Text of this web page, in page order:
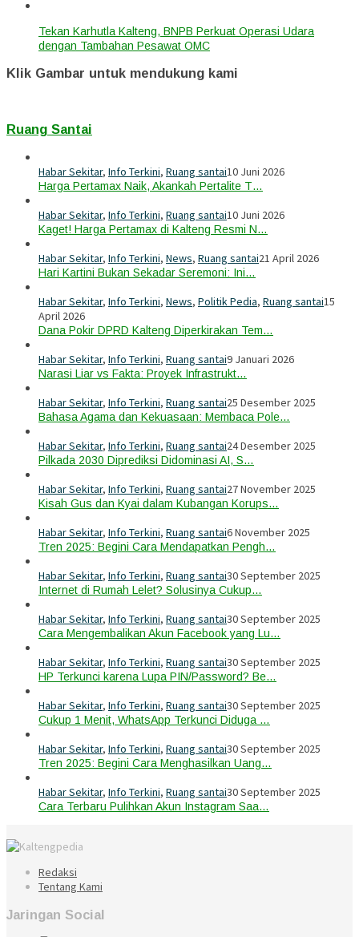
Tekan Karhutla Kalteng, BNPB Perkuat Operasi Udara
dengan Tambahan Pesawat OMC
Klik Gambar untuk mendukung kami
Ruang Santai
Habar Sekitar, Info Terkini, Ruang santai10 Juni 2026
Harga Pertamax Naik, Akankah Pertalite T…
Habar Sekitar, Info Terkini, Ruang santai10 Juni 2026
Kaget! Harga Pertamax di Kalteng Resmi N…
Habar Sekitar, Info Terkini, News, Ruang santai21 April 2026
Hari Kartini Bukan Sekadar Seremoni: Ini…
Habar Sekitar, Info Terkini, News, Politik Pedia, Ruang santai15
April 2026
Dana Pokir DPRD Kalteng Diperkirakan Tem…
Habar Sekitar, Info Terkini, Ruang santai9 Januari 2026
Narasi Liar vs Fakta: Proyek Infrastrukt…
Habar Sekitar, Info Terkini, Ruang santai25 Desember 2025
Bahasa Agama dan Kekuasaan: Membaca Pole…
Habar Sekitar, Info Terkini, Ruang santai24 Desember 2025
Pilkada 2030 Diprediksi Didominasi AI, S…
Habar Sekitar, Info Terkini, Ruang santai27 November 2025
Kisah Gus dan Kyai dalam Kubangan Korups…
Habar Sekitar, Info Terkini, Ruang santai6 November 2025
Tren 2025: Begini Cara Mendapatkan Pengh…
Habar Sekitar, Info Terkini, Ruang santai30 September 2025
Internet di Rumah Lelet? Solusinya Cukup…
Habar Sekitar, Info Terkini, Ruang santai30 September 2025
Cara Mengembalikan Akun Facebook yang Lu…
Habar Sekitar, Info Terkini, Ruang santai30 September 2025
HP Terkunci karena Lupa PIN/Password? Be…
Habar Sekitar, Info Terkini, Ruang santai30 September 2025
Cukup 1 Menit, WhatsApp Terkunci Diduga …
Habar Sekitar, Info Terkini, Ruang santai30 September 2025
Tren 2025: Begini Cara Menghasilkan Uang…
Habar Sekitar, Info Terkini, Ruang santai30 September 2025
Cara Terbaru Pulihkan Akun Instagram Saa…
Redaksi
Tentang Kami
Jaringan Social